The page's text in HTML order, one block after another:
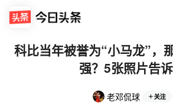
科比当年被誉为“小马龙”，
强？5张照片告
老邓侃球 关注